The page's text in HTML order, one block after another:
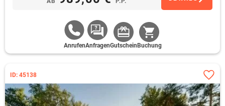
AnrufenAnfragenGutschein Buchung
ID: 45138